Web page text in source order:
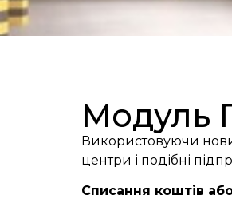
Модуль
Використовуючи
центри і подібні
Списання коштів